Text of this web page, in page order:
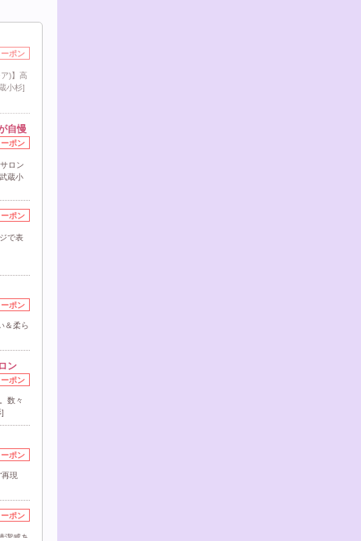
ポン
)】高
小杉]
自慢
ポン
ロン
蔵小
ポン
で表
ポン
＆柔ら
ン
ポン
数々
ポン
再現
ポン
潔感あ